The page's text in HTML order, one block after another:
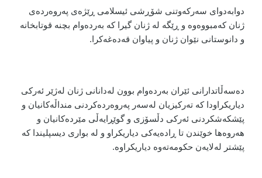
دوابەدوای سەرکەوتنی شۆڕشی ئیسلامی ڕێژەی پەروەردەی
ژنان کەمبووەوە و ڕێگە لە ژنان گیرا کە بەردەوام بچنە قوتابخانە
و دانوستانی نێوان ژنان و پیاوان قەدەغەکرا.
دەسەڵاتدارانی ئێران بەردەوام بوون لەدانانی ژنان لەژێر ئەرکی
دیاریکراودا کە تەرکیزیان لەسەر پەروەردەکردنی منداڵەکانیان و
پێشکەشکردنی ئەرکی دڵسۆزی و گوێڕایەڵی مێردەکانیان و
هەروەها خوێندن تا ڕادەیەکی دیاریکراو و لە بواری دیسپلیندا کە
پێشتر لەلایەن حکومەتەوە دیاریکراوە.